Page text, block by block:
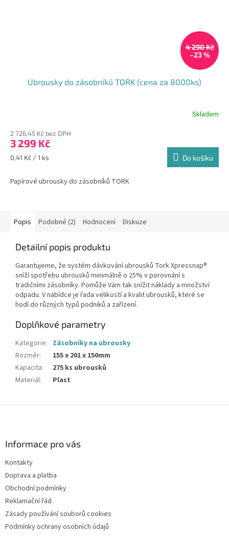
4 290 Kč
–23 %
Ubrousky do zásobníků TORK (cena za 8000ks)
Skladem
2 726,45 Kč bez DPH
3 299 Kč
Měrná
0,41 Kč / 1 ks Do košíku
Papírové ubrousky do zásobníků TORK
Popis Podobné (2) Hodnocení Diskuze
Detailní popis produktu
Garantujeme, že systém dávkování ubrousků Tork Xpressnap®
sníží spotřebu ubrousků minimálně o 25% v porovnání s
tradičními zásobníky. Pomůže Vám tak snížit náklady a množství
odpadu. V nabídce je řada velikostí a kvalit ubrousků, které se
hodí do různých typů podniků a zařízení.
Doplňkové parametry
Kategorie: Zásobníky na ubrousky
Rozměr:
155 x 201 x 150mm
Kapacita:
275 ks ubrousků
Materiál: Plast
Informace pro vás
Kontakty
Doprava a platba
Obchodní podmínky
Reklamační řád
Zásady používání souborů cookies
Podmínky ochrany osobních údajů